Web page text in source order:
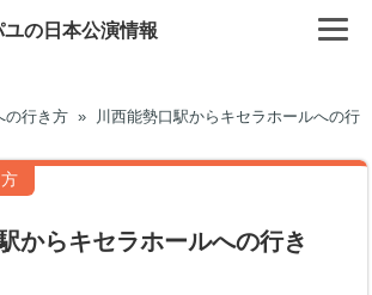
の日本公演情報
の行き方 »
川西能勢口駅からキセラホールへの行
からキセラホールへの行き